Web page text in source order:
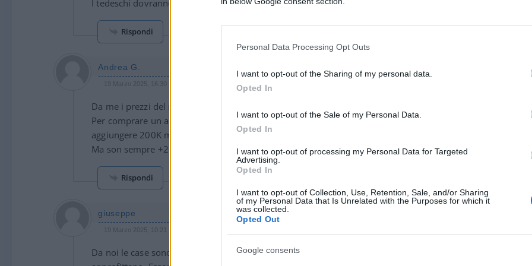
Personal Data Processing Opt Outs
I want to opt-out of the Sharing of my personal data.
Opted In
I want to opt-out of the Sale of my Personal Data.
Opted In
I want to opt-out of processing my Personal Data for Targeted
Advertising.
Opted In
I want to opt-out of Collection, Use, Retention, Sale, and/or Sharing
of my Personal Data that Is Unrelated with the Purposes for which it
was collected.
Opted Out
Google consents
I tedeschi dovranno calarsi le brache e mostrare a tutti le loro mutande sporche
Rispondi
Andrea G.
19 Marzo 2025, 16:30 16:30
Da me i prezzi del nuovo restano elevatissimi.
Per comprare un appartamento nuovo, ma uguale al mio (20 anni, ottimo stato) dovrei
aggiungere 200K mila euro. Ok c’e’ la domotica e c’e’ la classe energetica.
Ma son sempre +200K per avere +/- la stessa cosa.
Rispondi
giuseppe
19 Marzo 2025, 10:21 10:21
Da noi le case sono crollati di prezzo. Non essendo zona turistica e poco lavoro i compratori se e